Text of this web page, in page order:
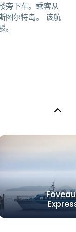
旁下车。乘客从
图尔特岛。 该航